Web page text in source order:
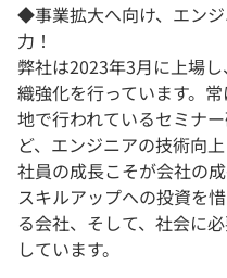
◆事業拡大へ向け、エン
力！
弊社は2023年3月に上場
織強化を行っています。
地で行われているセミナ
ど、エンジニアの技術向
社員の成長こそが会社の
スキルアップへの投資を
る会社、そして、社会に
しています。